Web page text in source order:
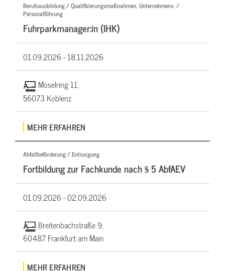
Berufsausbildung / Qualifizierungsmaßnahmen, Unternehmens- /
Personalführung
Fuhrparkmanager:in (IHK)
01.09.2026 -18.11.2026
Moselring 11,
56073 Koblenz
MEHR ERFAHREN
Abfallbeförderung / Entsorgung
Fortbildung zur Fachkunde nach § 5 AbfAEV
01.09.2026 -02.09.2026
Breitenbachstraße 9,
60487 Frankfurt am Main
MEHR ERFAHREN